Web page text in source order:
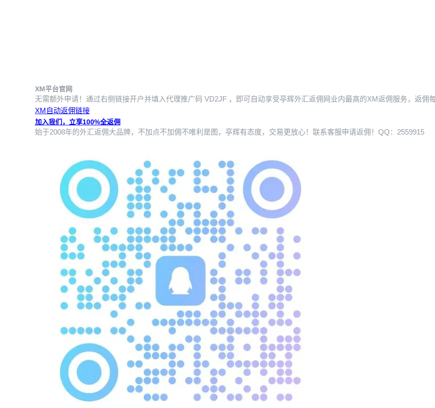
XM平台官网
无需额外申请！通过右侧链接开户并填入代理推广码 VD2JF ，即可自动享受亭辉外汇返佣网业内最高的XM返佣服务，返佣每
XM自动返佣链接
加入我们，立享100%全返佣
始于2008年的外汇返佣大品牌，不加点不加佣不唯利是图，亭辉有态度，交易更放心！联系客服申请返佣！QQ：2559915